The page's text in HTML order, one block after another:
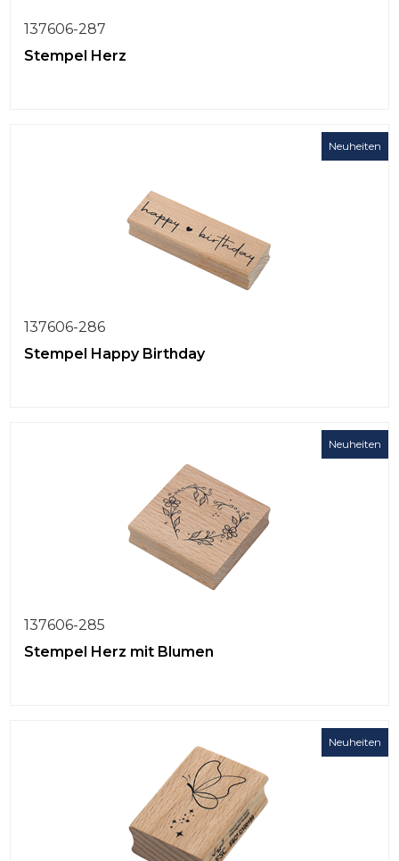
137606-287
Stempel Herz
Neuheiten
137606-286
Stempel Happy Birthday
Neuheiten
137606-285
Stempel Herz mit Blumen
Neuheiten